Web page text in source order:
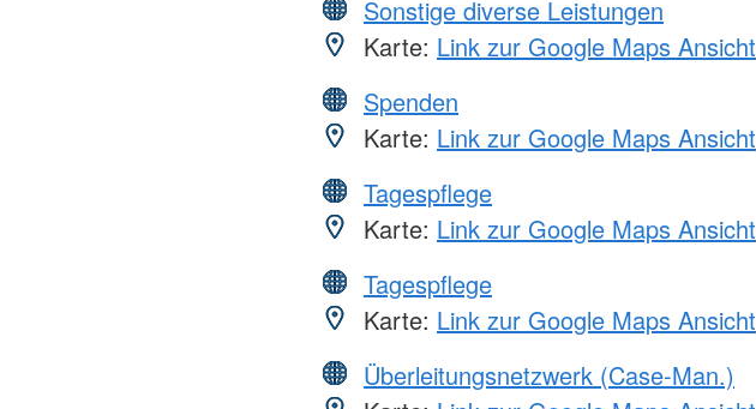
Sonstige diverse Leistungen
Karte: Link zur Google Maps Ansicht
Spenden
Karte: Link zur Google Maps Ansicht
Tagespflege
Karte: Link zur Google Maps Ansicht
Tagespflege
Karte: Link zur Google Maps Ansicht
Überleitungsnetzwerk (Case-Man.)